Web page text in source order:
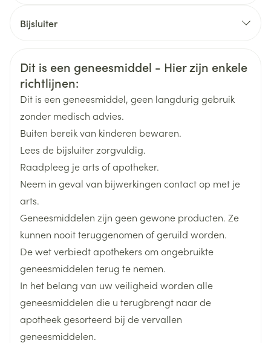
SOCIALE ANGSTSTOORNISSEN/SOCIALE FOBIE,
GEGENERALISEERDE ANGSTSTOORNIS en
Aanbevolen dosering: 20 mg/dag.
Indien nodig, geleidelijk verhogen met stappen van
10 mg.
Max. 50 mg /dag.
Aanbevolen dosering: 20 mg/dag.
Indien nodig, geleidelijke dosisverhoging met
stappen van 10 mg.
Max. 50 mg/dag.
Verbetering in het algemeen na 1 à 2 weken.
Startdosis: 20 mg/dag.
Geleidelijke dosisverhoging met stappen van 10 mg.
Aanbevolen dosering: 40 mg/dag.
Max. 60 mg /dag.
Startdosis: 10 mg/dag.
Geleidelijke dosisverhoging met stappen van 10 mg.
Aanbevolen dosering: 40 mg/dag.
Max. 60 mg /dag.
Merken
Breedte 78 mm
Lengte
Diepte 48 mm
Verpakking
100
Actieve
Ingrediënten
paroxetine hydrochloride
Behoud Kamertemperatuur (15°C - 25°C)
Bijsluiter
Veiligheidsinformatie
Dit is een geneesmiddel - Hier zijn enkele
richtlijnen:
Dit is een geneesmiddel, geen langdurig gebruik
zonder medisch advies.
Buiten bereik van kinderen bewaren.
Lees de bijsluiter zorgvuldig.
Raadpleeg je arts of apotheker.
Neem in geval van bijwerkingen contact op met je
arts.
Geneesmiddelen zijn geen gewone producten. Ze
kunnen nooit teruggenomen of geruild worden.
De wet verbiedt apothekers om ongebruikte
geneesmiddelen terug te nemen.
In het belang van uw veiligheid worden alle
geneesmiddelen die u terugbrengt naar de
apotheek gesorteerd bij de vervallen
geneesmiddelen.